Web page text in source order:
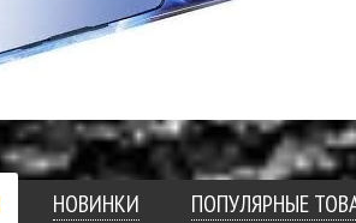
НОВИНКИ ПОПУЛЯРНЫЕ